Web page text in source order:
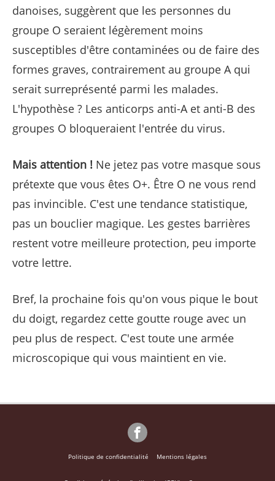
danoises, suggèrent que les personnes du
groupe O seraient légèrement moins
susceptibles d'être contaminées ou de faire des
formes graves, contrairement au groupe A qui
serait surreprésenté parmi les malades.
L'hypothèse ? Les anticorps anti-A et anti-B des
groupes O bloqueraient l'entrée du virus.
Mais attention ! Ne jetez pas votre masque sous
prétexte que vous êtes O+. Être O ne vous rend
pas invincible. C'est une tendance statistique,
pas un bouclier magique. Les gestes barrières
restent votre meilleure protection, peu importe
votre lettre.
Bref, la prochaine fois qu'on vous pique le bout
du doigt, regardez cette goutte rouge avec un
peu plus de respect. C'est toute une armée
microscopique qui vous maintient en vie.
Politique de confidentialité Mentions légales